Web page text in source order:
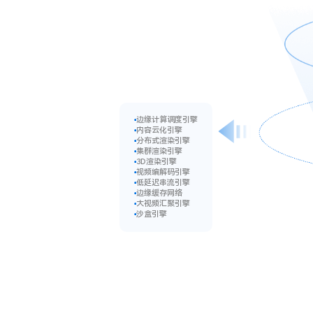
边缘计算调度引擎
内容云化引擎
分布式渲染引擎
集群渲染引擎
3D渲染引擎
视频编解码引擎
低延迟串流引擎
边缘缓存网络
大视频汇聚引擎
沙盒引擎